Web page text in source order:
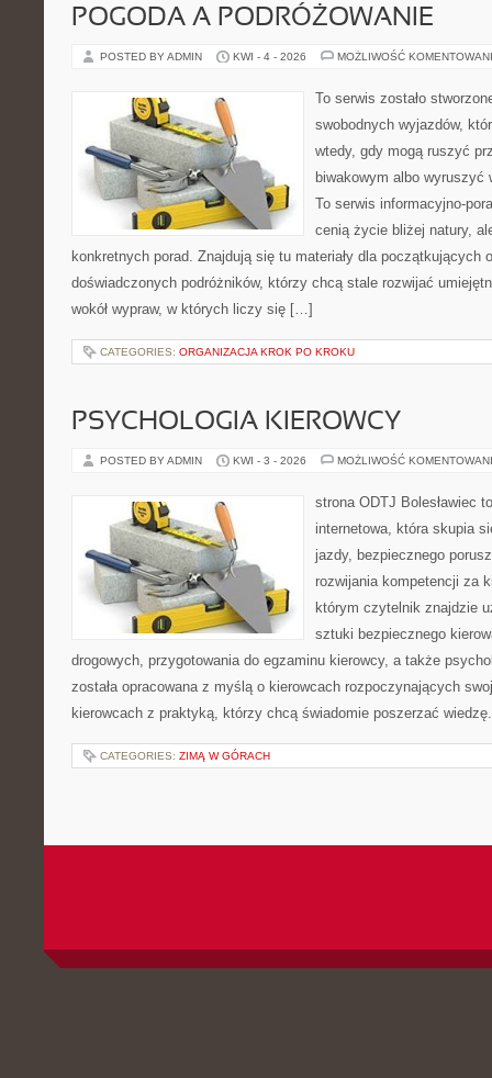
POGODA A PODRÓŻOWANIE
POSTED BY ADMIN KWI - 4 - 2026 MOŻLIWOŚĆ
To serwis zostało
swobodnych wyjazdów,
wtedy, gdy mogą ruszyć
biwakowym albo wyruszyć
To serwis informacyjno-
cenią życie bliżej natury,
konkretnych porad. Znajdują się tu materiały dla początkujących
doświadczonych podróżników, którzy chcą stale rozwijać
wokół wypraw, w których liczy się […]
CATEGORIES: ORGANIZACJA KROK PO KROKU
PSYCHOLOGIA KIEROWCY
POSTED BY ADMIN KWI - 3 - 2026 MOŻLIWOŚĆ
strona ODTJ Bolesławiec
internetowa, która skupia
jazdy, bezpiecznego
rozwijania kompetencji za
którym czytelnik znajdzie
sztuki bezpiecznego
drogowych, przygotowania do egzaminu kierowcy, a także
została opracowana z myślą o kierowcach rozpoczynających
kierowcach z praktyką, którzy chcą świadomie poszerzać
CATEGORIES: ZIMĄ W GÓRACH